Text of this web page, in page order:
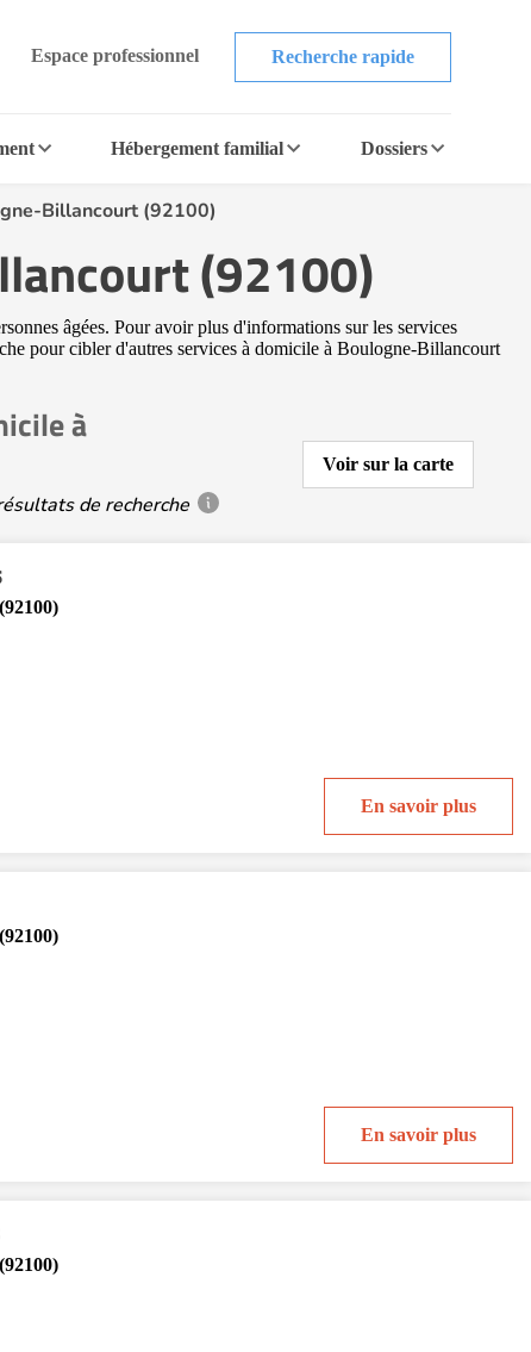
Espace professionnel Recherche rapide
Hébergement familial Dossiers
Billancourt (92100)
(92100)
âgées. Pour avoir plus d'informations sur les services
pour cibler d'autres services à domicile à Boulogne-Billancourt
à
de recherche
Voir sur la carte
En savoir plus
En savoir plus